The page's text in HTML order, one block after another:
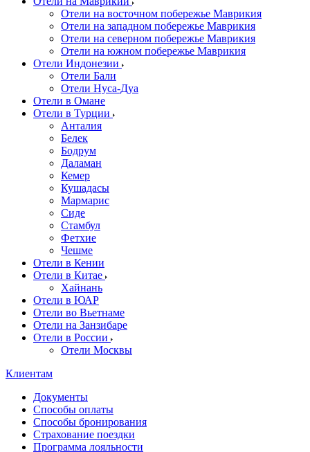
Отели на восточном побережье Маврикия
Отели на западном побережье Маврикия
Отели на северном побережье Маврикия
Отели на южном побережье Маврикия
Отели Индонезии
Отели Бали
Отели Нуса-Дуа
Отели в Омане
Отели в Турции
Анталия
Белек
Бодрум
Даламан
Кемер
Кушадасы
Мармарис
Сиде
Стамбул
Фетхие
Чешме
Отели в Кении
Отели в Китае
Хайнань
Отели в ЮАР
Отели во Вьетнаме
Отели на Занзибаре
Отели в России
Отели Москвы
Клиентам
Документы
Способы оплаты
Способы бронирования
Страхование поездки
Программа лояльности